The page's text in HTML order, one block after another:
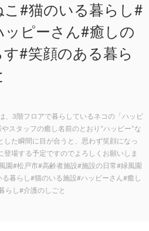
#猫のいる暮らし#
ピーさん#癒しの
#笑顔のある暮ら
、3階フロアで暮らしているネコの「ハッピ
スタッフの癒し名前のとおり“ハッピー”な
た瞬間に目が合うと、思わず笑顔になっ
場する予定ですのでよろしくお願いしま
園#松戸市#高齢者施設#施設の日常#緑風園
暮らし#猫のいる施設#ハッピーさん#癒し
らし#介護のしごと